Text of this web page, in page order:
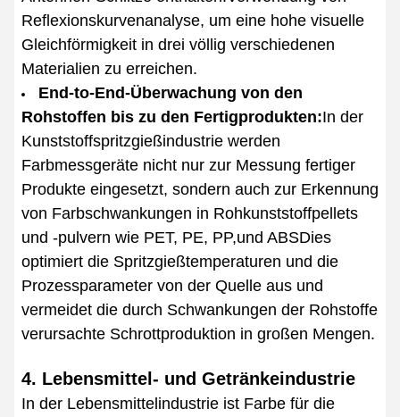
Reflexionskurvenanalyse, um eine hohe visuelle
Gleichförmigkeit in drei völlig verschiedenen
Materialien zu erreichen.
End-to-End-Überwachung von den
Rohstoffen bis zu den Fertigprodukten:In der
Kunststoffspritzgießindustrie werden
Farbmessgeräte nicht nur zur Messung fertiger
Produkte eingesetzt, sondern auch zur Erkennung
von Farbschwankungen in Rohkunststoffpellets
und -pulvern wie PET, PE, PP,und ABSDies
optimiert die Spritzgießtemperaturen und die
Prozessparameter von der Quelle aus und
vermeidet die durch Schwankungen der Rohstoffe
verursachte Schrottproduktion in großen Mengen.
4. Lebensmittel- und Getränkeindustrie
In der Lebensmittelindustrie ist Farbe für die